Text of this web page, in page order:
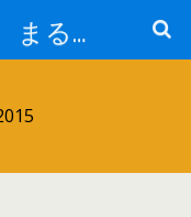
美と健康の創造館 まるとみ薬品 ぐんまの薬屋 芳さんのブログ